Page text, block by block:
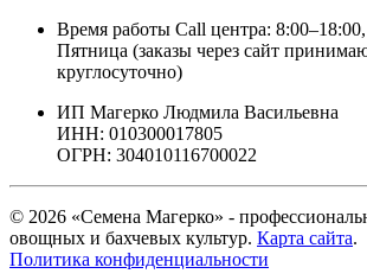
Время работы Call центра:
Пятница (заказы через сайт
круглосуточно)
ИП Магерко Людмила Васильевна
ИНН: 010300017805
ОГРН: 304010116700022
© 2026 «Семена Магерко» -
овощных и бахчевых культур. Карта сайта.
Политика конфиденциальности